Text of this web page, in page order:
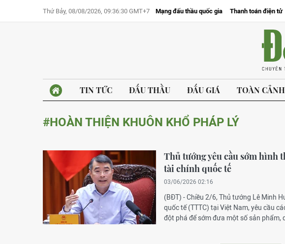
Thứ Bảy, 08/08/2026, 09:36:30 GMT+7 Mạng đấu thầu quốc gia Thanh toán điện tử
TIN TỨC ĐẤU THẦU ĐẤU GIÁ TOÀN
#HOÀN THIỆN KHUÔN KHỔ PHÁP LÝ
Thủ tướng yêu cầu sớm hình
tài chính quốc tế
03/06/2026 02:16
(BĐT) - Chiều 2/6, Thủ tướng Lê Minh
quốc tế (TTTC) tại Việt Nam, yêu cầu
đột phá để sớm đưa một số sản phẩm,